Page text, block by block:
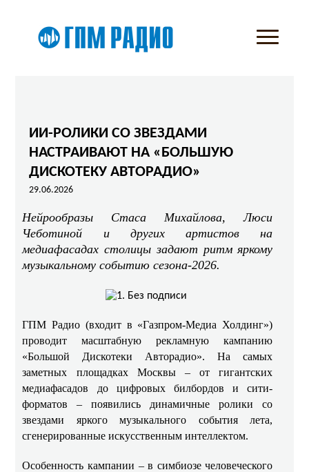
ИИ-РОЛИКИ СО ЗВЕЗДАМИ
НАСТРАИВАЮТ НА «БОЛЬШУЮ
ДИСКОТЕКУ АВТОРАДИО»
29.06.2026
Нейрообразы Стаса Михайлова, Люси
Чеботиной и других артистов на
медиафасадах столицы задают ритм яркому
музыкальному событию сезона-2026.
ГПМ Радио (входит в «Газпром-Медиа Холдинг»)
проводит масштабную рекламную кампанию
«Большой Дискотеки Авторадио». На самых
заметных площадках Москвы – от гигантских
медиафасадов до цифровых билбордов и сити-
форматов – появились динамичные ролики со
звездами яркого музыкального события лета,
сгенерированные искусственным интеллектом.
Особенность кампании – в симбиозе человеческого